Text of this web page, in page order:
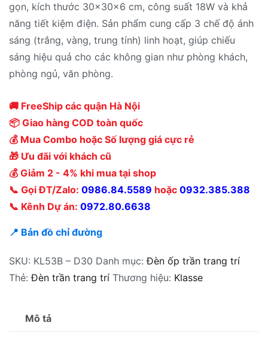
gọn, kích thước 30x30x6 cm, công suất 18W và khả
năng tiết kiệm điện. Sản phẩm cung cấp 3 chế độ ánh
sáng (trắng, vàng, trung tính) linh hoạt, giúp chiếu
sáng hiệu quả cho các không gian như phòng khách,
phòng ngủ, văn phòng.
🚚 FreeShip các quận Hà Nội
📦 Giao hàng COD toàn quốc
💰 Mua Combo hoặc Số lượng giá cực rẻ
🎁 Ưu đãi với khách cũ
💰 Giảm 2 - 4% khi mua tại shop
📞 Gọi ĐT/Zalo: 0986.84.5589 hoặc 0932.385.388
📞 Kênh Dự án: 0972.80.6638
📍 Bản đồ chỉ đường
SKU: KL53B – D30 Danh mục:Đèn ốp trần trang trí
Thẻ:Đèn trần trang trí Thương hiệu: Klasse
Mô tả